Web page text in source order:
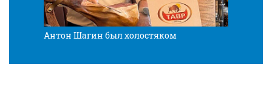
Антон Шагин был холостяком